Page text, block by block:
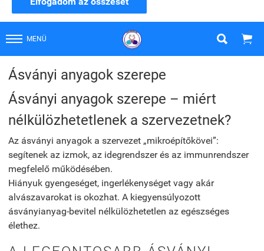
MENÜ  
Ásványi anyagok szerepe
Ásványi anyagok szerepe – miért
nélkülözhetetlenek a szervezetnek?
Az ásványi anyagok a szervezet „mikroépítőkövei”:
segítenek az izmok, az idegrendszer és az immunrendszer
megfelelő működésében.
Hiányuk gyengeséget, ingerlékenységet vagy akár
alvászavarokat is okozhat. A kiegyensúlyozott
ásványianyag-bevitel nélkülözhetetlen az egészséges
élethez.